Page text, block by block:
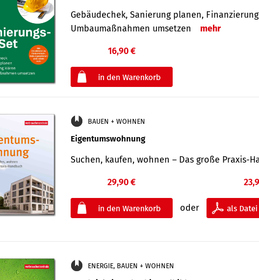
Gebäudechek, Sanierung planen,
Umbaumaßnahmen umsetzen
mehr
16,90 €
BAUEN + WOHNEN
Eigentumswohnung
Suchen, kaufen, wohnen – Das große Praxis-
29,90 €
oder
ENERGIE, BAUEN + WOHNEN